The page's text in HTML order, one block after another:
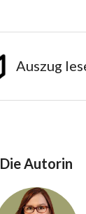
Auszug
Die Autorin